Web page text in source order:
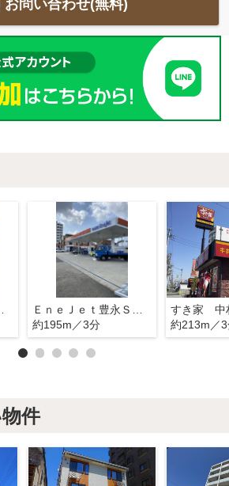
お問い合わせ(無料)
約195m／3分
すき家 中
約213m／
件